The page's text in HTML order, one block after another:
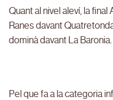
Quant al nivel aleví, la
Ranes davant
dominà davant La Baronia.
Pel que fa a la categoria